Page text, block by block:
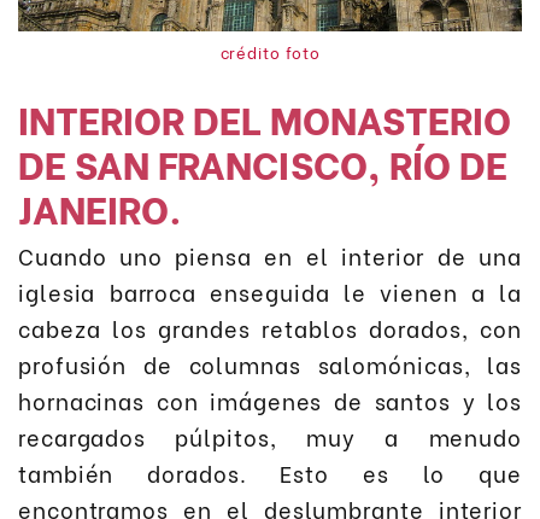
crédito foto
INTERIOR DEL MONASTERIO
DE SAN FRANCISCO, RÍO DE
JANEIRO.
Cuando uno piensa en el interior de una
iglesia barroca enseguida le vienen a la
cabeza los grandes retablos dorados, con
profusión de columnas salomónicas, las
hornacinas con imágenes de santos y los
recargados púlpitos, muy a menudo
también dorados. Esto es lo que
encontramos en el deslumbrante interior